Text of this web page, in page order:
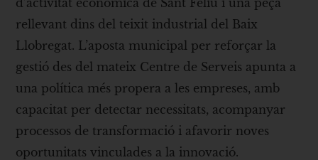
rellevant dins del teixit industrial del Baix
Llobregat. L’aposta municipal per reforçar la
gestió des del mateix Centre de Serveis apunta a
una política més propera a les empreses, amb
capacitat per detectar necessitats, acompanyar
processos de transformació i afavorir noves
oportunitats vinculades a la innovació.